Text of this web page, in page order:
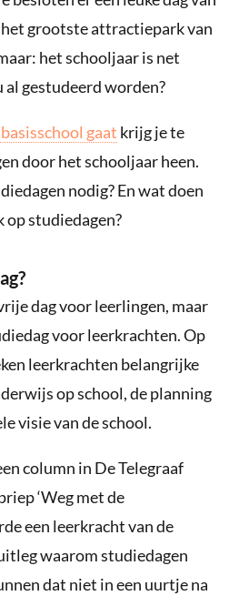
het grootste attractiepark van
het schooljaar is net
al gestudeerd worden?
gaat krijg je te
door het schooljaar heen.
nodig? En wat doen
studiedagen?
dag voor leerlingen, maar
voor leerkrachten. Op
leerkrachten belangrijke
op school, de planning
visie van de school.
column in De Telegraaf
‘Weg met de
een leerkracht van de
waarom studiedagen
dat niet in een uurtje na